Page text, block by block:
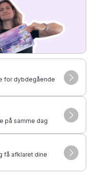
for dybdegående
på samme dag
få afklaret dine